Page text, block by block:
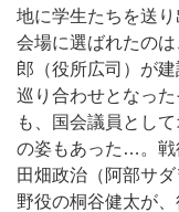
地に学生たちを送
会場に選ばれたの
郎（役所広司）が
巡り合わせとなっ
も、国会議員とし
の姿もあった…。戦
田畑政治（阿部サ
野役の桐谷健太が